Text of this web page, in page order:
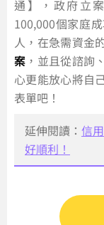
通】，政府立
100,000個家庭
人，在急需資金
案 ，並且從諮詢
心更能放心將自
表單吧！
延伸閱讀： 信
好順利！